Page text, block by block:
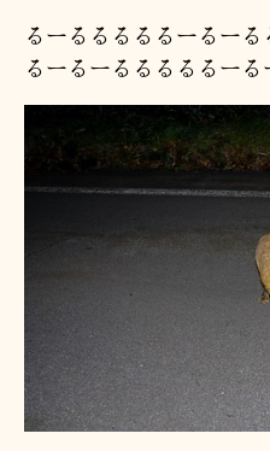
るーるるるるるーるー
るーるーるるるるるー